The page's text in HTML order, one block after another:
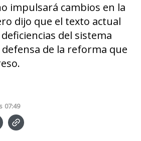
impulsará cambios en la
dijo que el texto actual
del sistema
de la reforma que
07:49